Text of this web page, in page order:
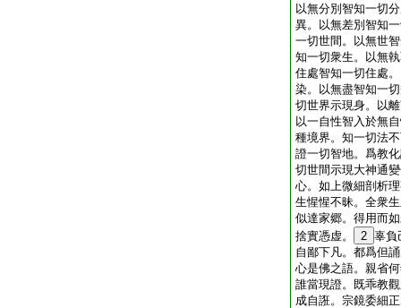
以無分別智知一切
異。以無差別智知
一切世間。以無世
知一切衆生。以無
住處智知一切住處
染。以無盡智知一
切世界示現身。以
以一自性智入於無
種境界。知一切法
證一切智地。爲教
切世間示現大神通
心。如上微細剖析
生惺惺不昧。全衆
似達家郷。得用而
捨實憑虚。
2 辜負
自鄙下凡。都爲但
心是佛之語。親省
誰當現證。既乖教
成自誑。宗鏡委細